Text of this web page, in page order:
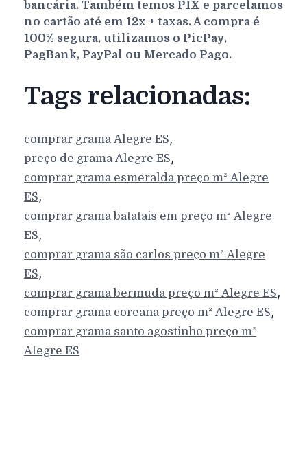
bancária. Também temos PIX e parcelamos
no cartão até em 12x + taxas. A compra é
100% segura, utilizamos o PicPay,
PagBank, PayPal ou Mercado Pago.
Tags relacionadas:
comprar gramaAlegre ES,
preço de gramaAlegre ES,
comprar grama esmeralda preço m² Alegre
ES,
comprar grama batatais em preço m² Alegre
ES,
comprar grama são carlos preço m² Alegre
ES,
comprar grama bermuda preço m² Alegre ES,
comprar grama coreana preço m² Alegre ES,
comprar grama santo agostinho preço m²
Alegre ES